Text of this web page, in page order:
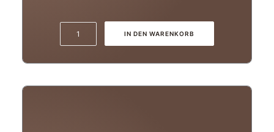
Mainkind
Silvaner
IN DEN WARENKORB